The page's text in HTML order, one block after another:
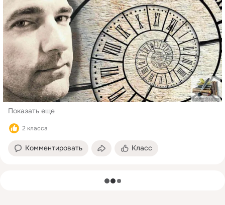
Показать еще
2 класса
Комментировать Класс